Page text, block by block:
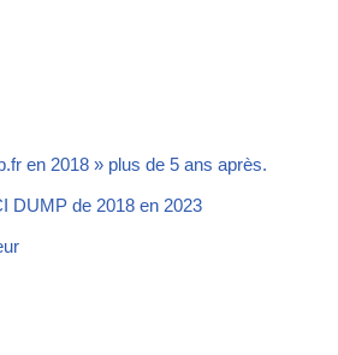
en 2018 » plus de 5 ans après.
DUMP de 2018 en 2023